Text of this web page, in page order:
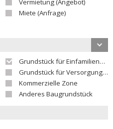
Vermietung (Angebot)
Miete (Anfrage)
Grundstück für Einfamilienhäuser
Grundstück für Versorgungseinrichtungen
Kommerzielle Zone
Anderes Baugrundstück